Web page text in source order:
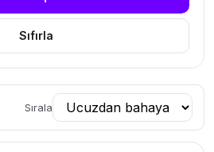
Sıfırla
Sırala